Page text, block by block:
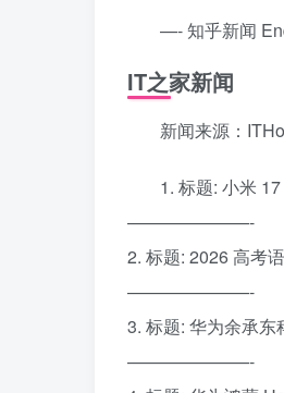
—- 知乎新闻
IT之家新闻
新闻来源：
1. 标题: 小米
———————-
2. 标题: 2026 高考
———————-
3. 标题: 华为余承东
———————-